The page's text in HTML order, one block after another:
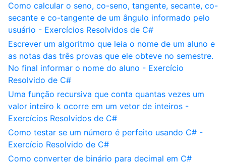
Como calcular o seno, co-seno, tangente, secante, co-
secante e co-tangente de um ângulo informado pelo
usuário - Exercícios Resolvidos de C#
Escrever um algoritmo que leia o nome de um aluno e
as notas das três provas que ele obteve no semestre.
No final informar o nome do aluno - Exercício
Resolvido de C#
Uma função recursiva que conta quantas vezes um
valor inteiro k ocorre em um vetor de inteiros -
Exercícios Resolvidos de C#
Como testar se um número é perfeito usando C# -
Exercício Resolvido de C#
Como converter de binário para decimal em C#